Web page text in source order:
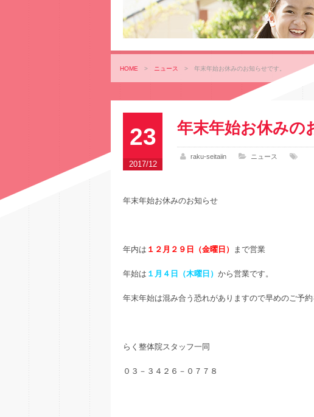
HOME > ニュース > 年末年始お休みのお知らせです。
23
2017/12
年末年始お休みの
raku-seitaiin ニュース
年末年始お休みのお知らせ
年内は １２月２９日（金曜日） まで営業
年始は １月４日（木曜日） から営業です。
年末年始は混み合う恐れがありますので早めのご予約
らく整体院スタッフ一同
０３－３４２６－０７７８